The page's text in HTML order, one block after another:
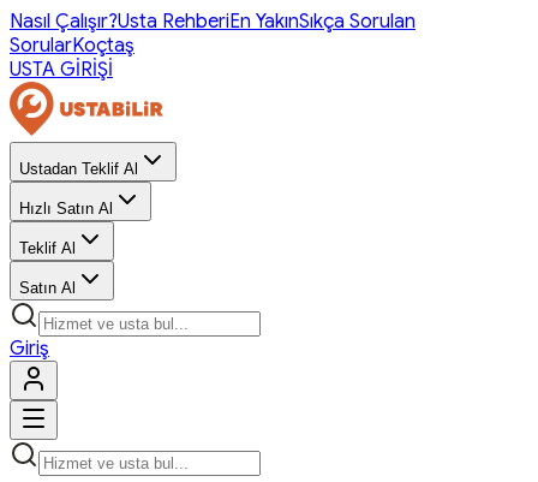
Nasıl Çalışır?Usta RehberiEn YakınSıkça Sorulan
SorularKoçtaş
USTA GİRİŞİ
Ustadan Teklif Al
Hızlı Satın Al
Teklif Al
Satın Al
Giriş